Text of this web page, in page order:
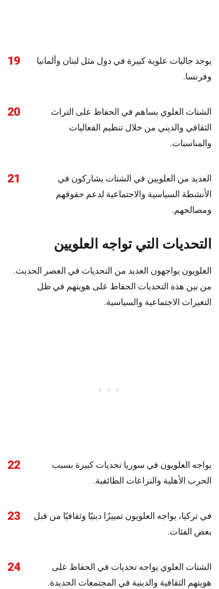
19
يوجد جاليات علوية كبيرة في دول مثل لبنان وألمانيا
وفرنسا.
20
الشتات العلوي يساهم في الحفاظ على التراث
الثقافي والديني من خلال تنظيم الفعاليات
والمناسبات.
21
العديد من العلويين في الشتات يشاركون في
الأنشطة السياسية والاجتماعية لدعم حقوقهم
ومصالحهم.
التحديات التي تواجه العلويين
العلويون يواجهون العديد من التحديات في العصر الحديث.
من بين هذه التحديات الحفاظ على هويتهم في ظل
التغيرات الاجتماعية والسياسية.
22
يواجه العلويون في سوريا تحديات كبيرة بسبب
الحرب الأهلية والنزاعات الطائفية.
23
في تركيا، يواجه العلويون تمييزًا دينيًا وثقافيًا من قبل
بعض الفئات.
24
الشتات العلوي يواجه تحديات في الحفاظ على
هويتهم الثقافية والدينية في المجتمعات الجديدة.